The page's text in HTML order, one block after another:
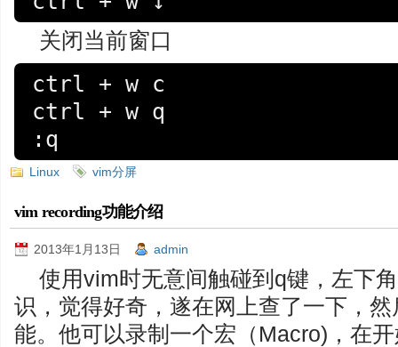
关闭当前窗口
ctrl + w c
ctrl + w q
:q
Linux vim分屏
vim recording功能介绍
2013年1月13日 admin
使用vim时无意间触碰到q键，左下
识，觉得好奇，遂在网上查了一下，
能。他可以录制一个宏（Macro)，在